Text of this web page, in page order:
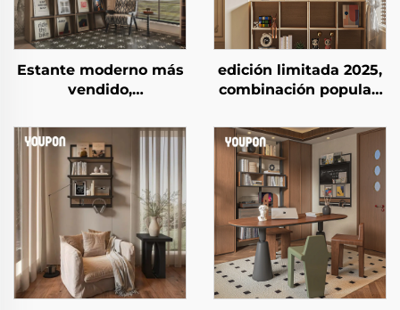
Estante moderno más
vendido,
organizador flotante
montado en la pared,
solución decorativa
para estudio
edición limitada 2025,
combinación popular,
montado en la pared,
organizador mural
para balcón